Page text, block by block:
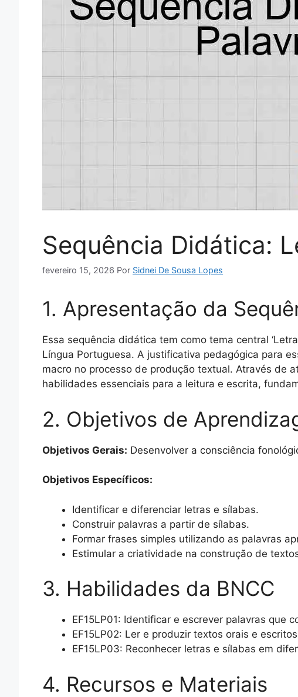
Sequência Didática:
fevereiro 15, 2026 Por Sidnei De Sousa Lopes
1. Apresentação da
Essa sequência didática tem como tema central
Língua Portuguesa. A justificativa pedagógica para
macro no processo de produção textual. Através de
habilidades essenciais para a leitura e escrita,
2. Objetivos de
Objetivos Gerais: Desenvolver a consciência
Objetivos Específicos:
Identificar e diferenciar letras e sílabas.
Construir palavras a partir de sílabas.
Formar frases simples utilizando as palavras
Estimular a criatividade na construção de
3. Habilidades da BNCC
EF15LP01: Identificar e escrever palavras que
EF15LP02: Ler e produzir textos orais e
EF15LP03: Reconhecer letras e sílabas em
4. Recursos e Materiais